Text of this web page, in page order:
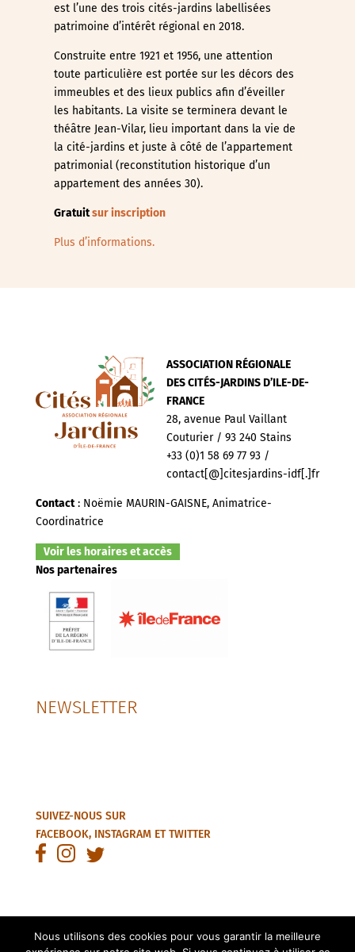
est l’une des trois cités-jardins labellisées
patrimoine d’intérêt régional en 2018.
Construite entre 1921 et 1956, une attention
toute particulière est portée sur les décors des
immeubles et des lieux publics afin d’éveiller
les habitants. La visite se terminera devant le
théâtre Jean-Vilar, lieu important dans la vie de
la cité-jardins et juste à côté de l’appartement
patrimonial (reconstitution historique d’un
appartement des années 30).
Gratuitsur inscription
Plus d’informations.
ASSOCIATION RÉGIONALE
DES CITÉS-JARDINS D’ILE-DE-
FRANCE
28, avenue Paul Vaillant
Couturier / 93 240 Stains
+33 (0)1 58 69 77 93 /
contact[@]citesjardins-idf[.]fr
Contact: Noëmie MAURIN-GAISNE, Animatrice-
Coordinatrice
Voir les horaires et accès
Nos partenaires
NEWSLETTER
SUIVEZ-NOUS SUR
FACEBOOK, INSTAGRAMETTWITTER
Nous utilisons des cookies pour vous garantir la meilleure